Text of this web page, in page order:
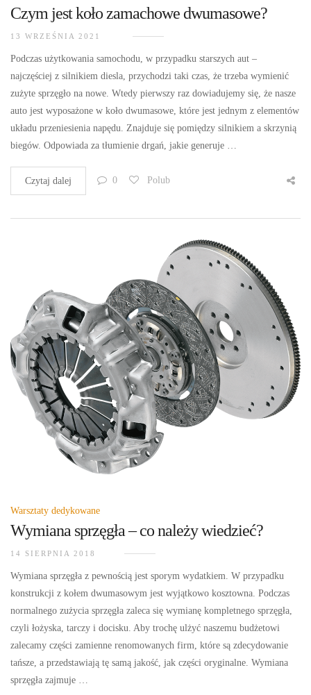
Czym jest koło zamachowe dwumasowe?
13 WRZEŚNIA 2021
Podczas użytkowania samochodu, w przypadku starszych aut –
najczęściej z silnikiem diesla, przychodzi taki czas, że trzeba wymienić
zużyte sprzęgło na nowe. Wtedy pierwszy raz dowiadujemy się, że nasze
auto jest wyposażone w koło dwumasowe, które jest jednym z elementów
układu przeniesienia napędu. Znajduje się pomiędzy silnikiem a skrzynią
biegów. Odpowiada za tłumienie drgań, jakie generuje …
Czytaj dalej 0 Polub
Warsztaty dedykowane
Wymiana sprzęgła – co należy wiedzieć?
14 SIERPNIA 2018
Wymiana sprzęgła z pewnością jest sporym wydatkiem. W przypadku
konstrukcji z kołem dwumasowym jest wyjątkowo kosztowna. Podczas
normalnego zużycia sprzęgła zaleca się wymianę kompletnego sprzęgła,
czyli łożyska, tarczy i docisku. Aby trochę ulżyć naszemu budżetowi
zalecamy części zamienne renomowanych firm, które są zdecydowanie
tańsze, a przedstawiają tę samą jakość, jak części oryginalne. Wymiana
sprzęgła zajmuje …